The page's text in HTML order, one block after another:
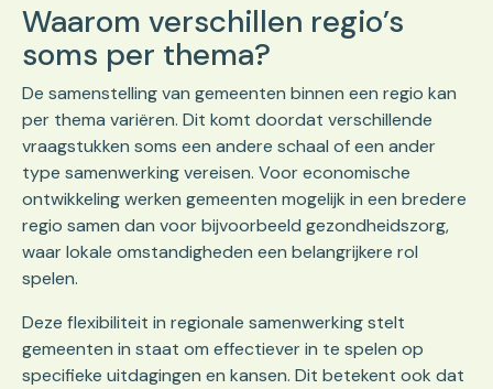
Waarom verschillen regio’s
soms per thema?
De samenstelling van gemeenten binnen een regio kan
per thema variëren. Dit komt doordat verschillende
vraagstukken soms een andere schaal of een ander
type samenwerking vereisen. Voor economische
ontwikkeling werken gemeenten mogelijk in een bredere
regio samen dan voor bijvoorbeeld gezondheidszorg,
waar lokale omstandigheden een belangrijkere rol
spelen.
Deze flexibiliteit in regionale samenwerking stelt
gemeenten in staat om effectiever in te spelen op
specifieke uitdagingen en kansen. Dit betekent ook dat